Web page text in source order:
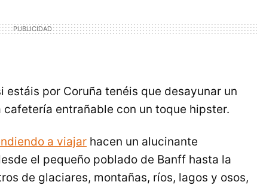
estáis por Coruña tenéis que desayunar un
cafetería entrañable con un toque hipster.
a viajar hacen un alucinante
el pequeño poblado de Banff hasta la
de glaciares, montañas, ríos, lagos y osos,